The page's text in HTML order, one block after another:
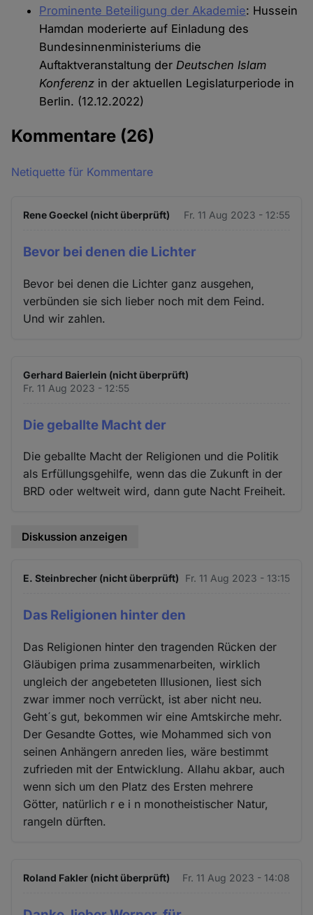
Prominente Beteiligung der Akademie: Hussein
Hamdan moderierte auf Einladung des
Bundesinnenministeriums die
Auftaktveranstaltung der Deutschen Islam
Konferenz in der aktuellen Legislaturperiode in
Berlin. (12.12.2022)
Kommentare (26)
Netiquette für Kommentare
Rene Goeckel (nicht überprüft) Fr. 11 Aug 2023 - 12:55
Bevor bei denen die Lichter
Bevor bei denen die Lichter ganz ausgehen,
verbünden sie sich lieber noch mit dem Feind.
Und wir zahlen.
Gerhard Baierlein (nicht überprüft)
Fr. 11 Aug 2023 - 12:55
Die geballte Macht der
Die geballte Macht der Religionen und die Politik
als Erfüllungsgehilfe, wenn das die Zukunft in der
BRD oder weltweit wird, dann gute Nacht Freiheit.
Diskussion anzeigen
E. Steinbrecher (nicht überprüft) Fr. 11 Aug 2023 - 13:15
Das Religionen hinter den
Das Religionen hinter den tragenden Rücken der
Gläubigen prima zusammenarbeiten, wirklich
ungleich der angebeteten Illusionen, liest sich
zwar immer noch verrückt, ist aber nicht neu.
Geht´s gut, bekommen wir eine Amtskirche mehr.
Der Gesandte Gottes, wie Mohammed sich von
seinen Anhängern anreden lies, wäre bestimmt
zufrieden mit der Entwicklung. Allahu akbar, auch
wenn sich um den Platz des Ersten mehrere
Götter, natürlich r e i n monotheistischer Natur,
rangeln dürften.
Roland Fakler (nicht überprüft) Fr. 11 Aug 2023 - 14:08